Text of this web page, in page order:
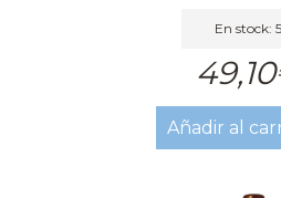
En stock: 5
Añadir al